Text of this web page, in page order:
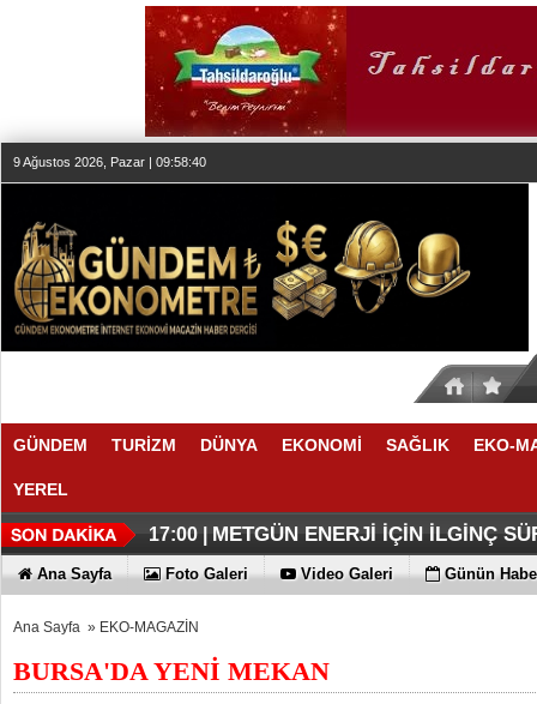
9 Ağustos 2026, Pazar | 09:58:41
GÜNDEM TURİZM DÜNYA EKONOMİ SAĞLIK EKO-
YEREL
17:11 |O ANLAŞMADA NELER VAR
17:08 |O TAHMİNDE YÜKSELME VAR
17:00 | METGÜN ENERJİ İÇİN İLGİNÇ
12:17 |THY REKOR KIRMAYI SEVİYOR
12:02 |ÖZEL FİYATLARLA GELDİLER
11:56 |İŞTE HONOR MAGIC V6
11:53 |TECNO'DA YENİLİKLER VAR
Ana Sayfa Foto Galeri Video Galeri Günün
Ana Sayfa » EKO-MAGAZİN
BURSA'DA YENİ MEKAN